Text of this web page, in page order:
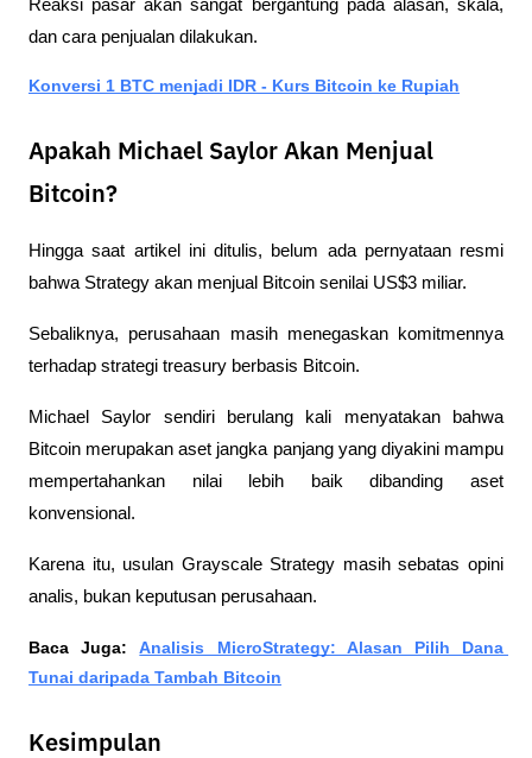
Reaksi pasar akan sangat bergantung pada alasan, skala,
dan cara penjualan dilakukan.
Konversi 1 BTC menjadi IDR - Kurs Bitcoin ke Rupiah
Apakah Michael Saylor Akan Menjual
Bitcoin?
Hingga saat artikel ini ditulis, belum ada pernyataan resmi
bahwa Strategy akan menjual Bitcoin senilai US$3 miliar.
Sebaliknya, perusahaan masih menegaskan komitmennya
terhadap strategi treasury berbasis Bitcoin.
Michael Saylor sendiri berulang kali menyatakan bahwa
Bitcoin merupakan aset jangka panjang yang diyakini mampu
mempertahankan nilai lebih baik dibanding aset
konvensional.
Karena itu, usulan Grayscale Strategy masih sebatas opini
analis, bukan keputusan perusahaan.
Baca Juga: Analisis MicroStrategy: Alasan Pilih Dana
Tunai daripada Tambah Bitcoin
Kesimpulan